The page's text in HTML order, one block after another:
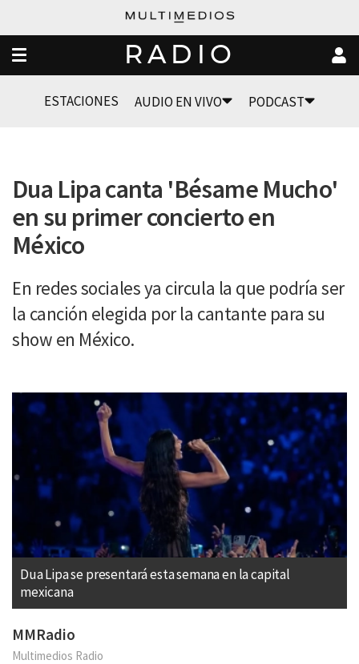
RADIO
ESTACIONES AUDIO EN VIVO PODCAST
Dua Lipa canta 'Bésame Mucho'
en su primer concierto en
México
En redes sociales ya circula la que podría ser
la canción elegida por la cantante para su
show en México.
Dua Lipa se presentará esta semana en la capital
mexicana
MMRadio
Multimedios Radio